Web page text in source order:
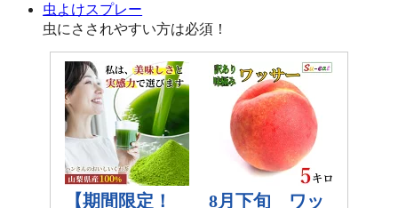
虫よけスプレー
虫にさされやすい方は必須！